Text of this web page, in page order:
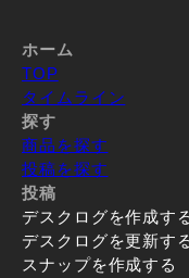
ホーム
TOP
タイムライン
探す
商品を探す
投稿を探す
投稿
デスクログを作成す
デスクログを更新す
スナップを作成する